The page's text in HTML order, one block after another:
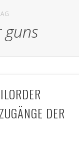
guns
DER